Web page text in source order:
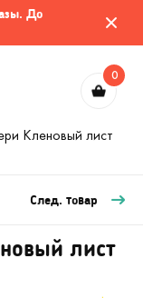
До
0
Кленовый лист
След. товар
лист